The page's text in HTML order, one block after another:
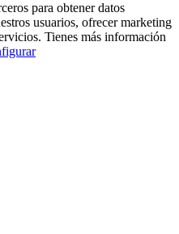
para obtener datos
usuarios, ofrecer marketing
Tienes más información